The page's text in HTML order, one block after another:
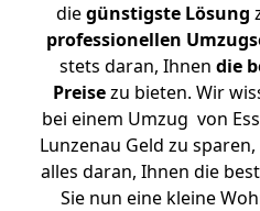
diegünstigste Lösung
professionellen
stets daran, Ihnen die
Preisezu bieten. Wir
bei einem Umzug von
Lunzenau Geld zu
alles daran, Ihnen die
Sie nun eine kleine